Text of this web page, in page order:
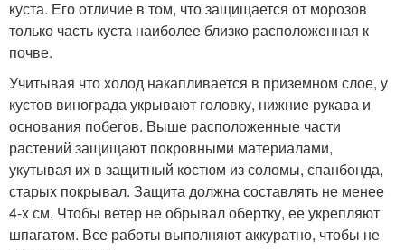
куста. Его отличие в том, что защищается от морозов
только часть куста наиболее близко расположенная к
почве.
Учитывая что холод накапливается в приземном слое, у
кустов винограда укрывают головку, нижние рукава и
основания побегов. Выше расположенные части
растений защищают покровными материалами,
укутывая их в защитный костюм из соломы, спанбонда,
старых покрывал. Защита должна составлять не менее
4-х см. Чтобы ветер не обрывал обертку, ее укрепляют
шпагатом. Все работы выполняют аккуратно, чтобы не